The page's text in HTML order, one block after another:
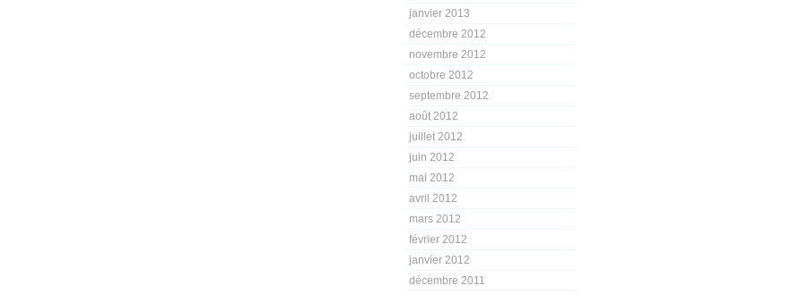
janvier 2013
décembre 2012
novembre 2012
octobre 2012
septembre 2012
août 2012
juillet 2012
juin 2012
mai 2012
avril 2012
mars 2012
février 2012
janvier 2012
décembre 2011